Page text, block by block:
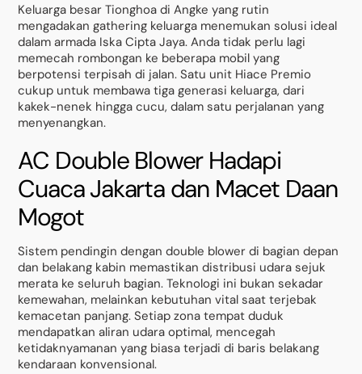
Keluarga besar Tionghoa di Angke yang rutin
mengadakan gathering keluarga menemukan solusi ideal
dalam armada Iska Cipta Jaya. Anda tidak perlu lagi
memecah rombongan ke beberapa mobil yang
berpotensi terpisah di jalan. Satu unit Hiace Premio
cukup untuk membawa tiga generasi keluarga, dari
kakek-nenek hingga cucu, dalam satu perjalanan yang
menyenangkan.
AC Double Blower Hadapi
Cuaca Jakarta dan Macet Daan
Mogot
Sistem pendingin dengan double blower di bagian depan
dan belakang kabin memastikan distribusi udara sejuk
merata ke seluruh bagian. Teknologi ini bukan sekadar
kemewahan, melainkan kebutuhan vital saat terjebak
kemacetan panjang. Setiap zona tempat duduk
mendapatkan aliran udara optimal, mencegah
ketidaknyamanan yang biasa terjadi di baris belakang
kendaraan konvensional.